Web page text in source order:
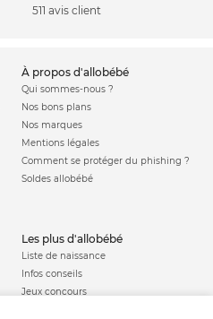
511 avis client
à propos d'allobébé
Qui sommes-nous ?
Nos bons plans
Nos marques
Mentions légales
Comment se protéger du phishing ?
Soldes allobébé
les plus d'allobébé
Liste de naissance
Infos conseils
Jeux concours